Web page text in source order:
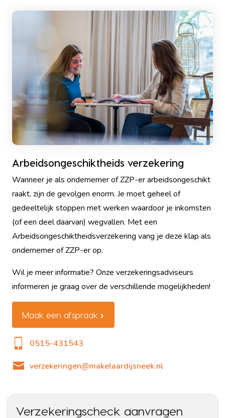
Arbeidsongeschiktheids verzekering
Wanneer je als ondernemer of ZZP-er arbeidsongeschikt
raakt, zijn de gevolgen enorm. Je moet geheel of
gedeeltelijk stoppen met werken waardoor je inkomsten
(of een deel daarvan) wegvallen. Met een
Arbeidsongeschiktheidsverzekering vang je deze klap als
ondernemer of ZZP-er op.
Wil je meer informatie? Onze verzekeringsadviseurs
informeren je graag over de verschillende mogelijkheden!
Maak een afspraak
0515-431543
verzekeringen@makelaardijsneek.nl
Verzekeringscheck aanvragen